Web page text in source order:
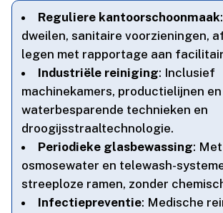
Reguliere kantoorschoonmaak
dweilen, sanitaire voorzieningen,
legen met rapportage aan
Industriële reiniging: Inclusief
machinekamers, productielijnen en
waterbesparende technieken en
droogijsstraaltechnologie.​
Periodieke glasbewassing: Met
osmosewater en telewash-
streeploze ramen, zonder
Infectiepreventie: Medische